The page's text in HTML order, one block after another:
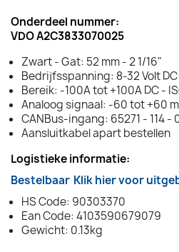
Onderdeel nummer:
VDO A2C3833070025
Zwart - Gat: 52 mm - 2 1/16"
Bedrijfsspanning: 8-32 Volt DC
Bereik: -100A tot +100A DC -
Analoog signaal: -60 tot +60
CANBus-ingang: 65271 - 114 -
Aansluitkabel apart bestellen
Logistieke informatie:
Bestelbaar Klik hier voor
HS Code: 90303370
Ean Code: 4103590679079
Gewicht: 0.13kg